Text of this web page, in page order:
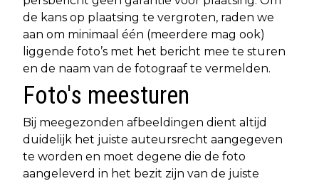
de kans op plaatsing te vergroten, raden we
aan om minimaal één (meerdere mag ook)
liggende foto’s met het bericht mee te sturen
en de naam van de fotograaf te vermelden.
Foto's meesturen
Bij meegezonden afbeeldingen dient altijd
duidelijk het juiste auteursrecht aangegeven
te worden en moet degene die de foto
aangeleverd in het bezit zijn van de juiste